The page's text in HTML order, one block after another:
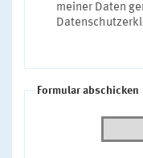
meiner Daten
Formular abschicken